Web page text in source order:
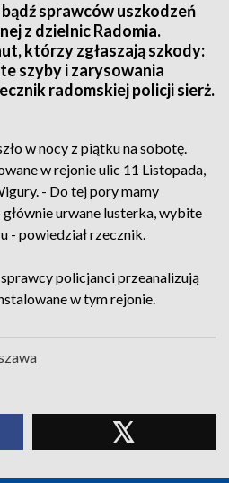
sprawców uszkodzeń
z dzielnic Radomia.
którzy zgłaszają szkody:
szyby i zarysowania
radomskiej policji sierż.
w nocy z piątku na sobotę.
w rejonie ulic 11 Listopada,
- Do tej pory mamy
głównie urwane lusterka, wybite
- powiedział rzecznik.
policjanci przeanalizują
w tym rejonie.